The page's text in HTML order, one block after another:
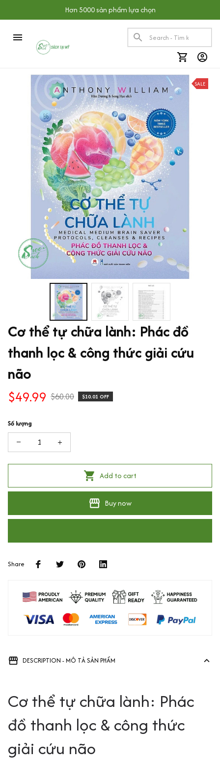
Hơn 5000 sản phẩm lựa chọn
SALE
Cơ thể tự chữa lành: Phác đồ
thanh lọc & công thức giải cứu
não
$49.99 $60.00 $10.01 OFF
Số lượng
Add to cart
Buy now
Share
DESCRIPTION - MÔ TẢ SẢN PHẨM
Cơ thể tự chữa lành: Phác
đồ thanh lọc & công thức
giải cứu não